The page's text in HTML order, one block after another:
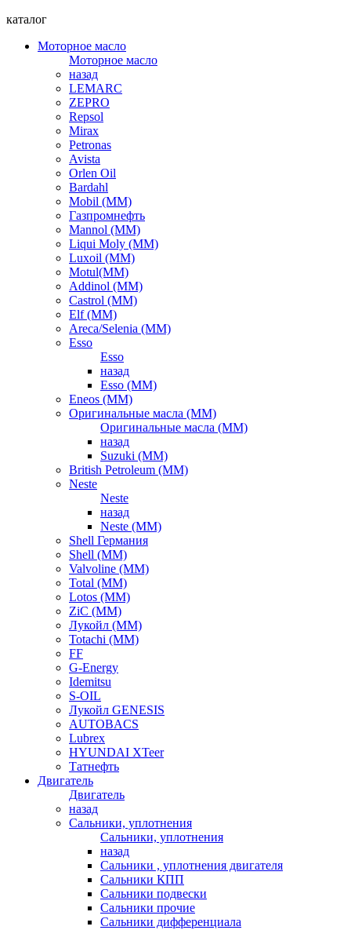
каталог
Моторное масло
Моторное масло
назад
LEMARC
ZEPRO
Repsol
Mirax
Petronas
Avista
Orlen Oil
Bardahl
Mobil (ММ)
Газпромнефть
Mannol (ММ)
Liqui Moly (ММ)
Luxoil (ММ)
Motul(ММ)
Addinol (ММ)
Castrol (ММ)
Elf (ММ)
Areca/Selenia (ММ)
Esso
Esso
назад
Esso (ММ)
Eneos (ММ)
Оригинальные масла (ММ)
Оригинальные масла (ММ)
назад
Suzuki (ММ)
British Petroleum (ММ)
Neste
Neste
назад
Neste (ММ)
Shell Германия
Shell (ММ)
Valvoline (ММ)
Total (ММ)
Lotos (ММ)
ZiC (ММ)
Лукойл (ММ)
Totachi (MM)
FF
G-Energy
Idemitsu
S-OIL
Лукойл GENESIS
AUTOBACS
Lubrex
HYUNDAI XTeer
Татнефть
Двигатель
Двигатель
назад
Сальники, уплотнения
Сальники, уплотнения
назад
Сальники , уплотнения двигателя
Сальники КПП
Сальники подвески
Сальники прочие
Сальники дифференциала